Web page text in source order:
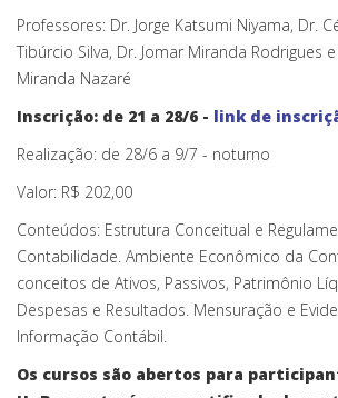
Professores: Dr. Jorge Katsumi Niyama, Dr.
Tibúrcio Silva, Dr. Jomar Miranda Rodrigues
Miranda Nazaré
Inscrição: de 21 a 28/6 - link de
Realização: de 28/6 a 9/7 - noturno
Valor: R$ 202,00
Conteúdos: Estrutura Conceitual e
Contabilidade. Ambiente Econômico da
conceitos de Ativos, Passivos, Patrimônio
Despesas e Resultados. Mensuração e
Informação Contábil.
Os cursos são abertos para